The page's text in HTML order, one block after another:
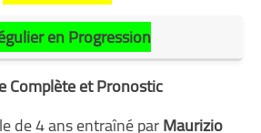
en Progression
Complète et Pronostic
de 4 ans entraîné parMaurizio